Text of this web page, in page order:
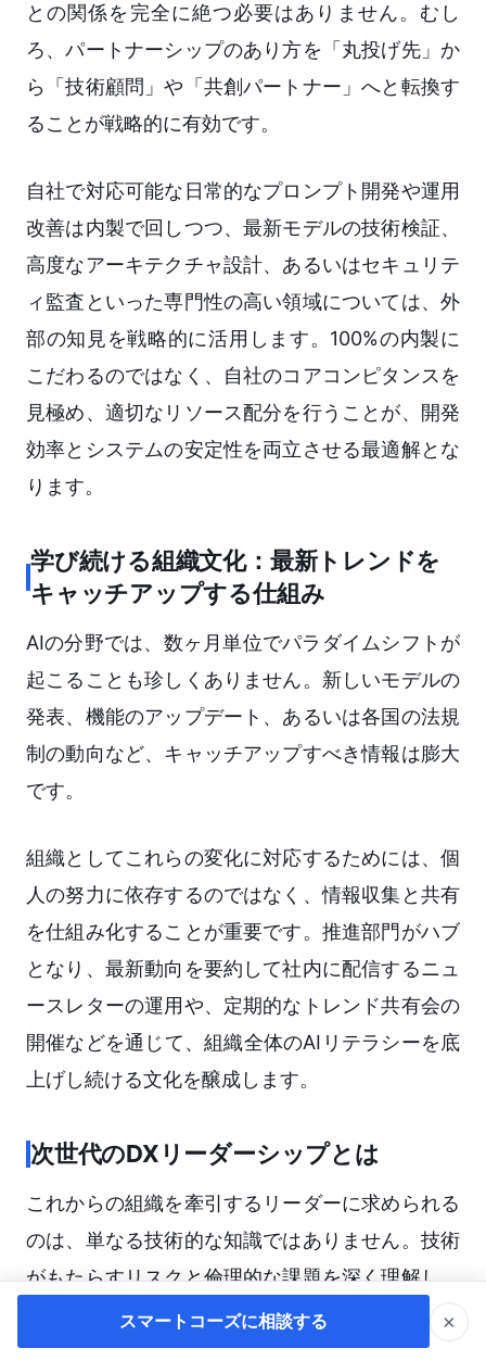
との関係を完全に絶つ必要はありません。むし
ろ、パートナーシップのあり方を「丸投げ先」か
ら「技術顧問」や「共創パートナー」へと転換す
ることが戦略的に有効です。
自社で対応可能な日常的なプロンプト開発や運用
改善は内製で回しつつ、最新モデルの技術検証、
高度なアーキテクチャ設計、あるいはセキュリテ
ィ監査といった専門性の高い領域については、外
部の知見を戦略的に活用します。100%の内製に
こだわるのではなく、自社のコアコンピタンスを
見極め、適切なリソース配分を行うことが、開発
効率とシステムの安定性を両立させる最適解とな
ります。
学び続ける組織文化：最新トレンドを
キャッチアップする仕組み
AIの分野では、数ヶ月単位でパラダイムシフトが
起こることも珍しくありません。新しいモデルの
発表、機能のアップデート、あるいは各国の法規
制の動向など、キャッチアップすべき情報は膨大
です。
組織としてこれらの変化に対応するためには、個
人の努力に依存するのではなく、情報収集と共有
を仕組み化することが重要です。推進部門がハブ
となり、最新動向を要約して社内に配信するニュ
ースレターの運用や、定期的なトレンド共有会の
開催などを通じて、組織全体のAIリテラシーを底
上げし続ける文化を醸成します。
次世代のDXリーダーシップとは
これからの組織を牽引するリーダーに求められる
のは、単なる技術的な知識ではありません。技術
がもたらすリスクと倫理的な課題を深く理解し、
組織を守りながらも、現場の挑戦を後押しするバ
ランス感覚です。
スマートコーズに相談する ×